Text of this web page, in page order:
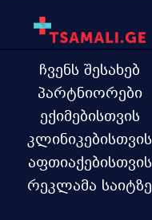
ჩვენს შესახებ
პარტნიორები
ექიმებისთვის
კლინიკებისთვის
აფთიაქებისთვის
რეკლამა საიტზე